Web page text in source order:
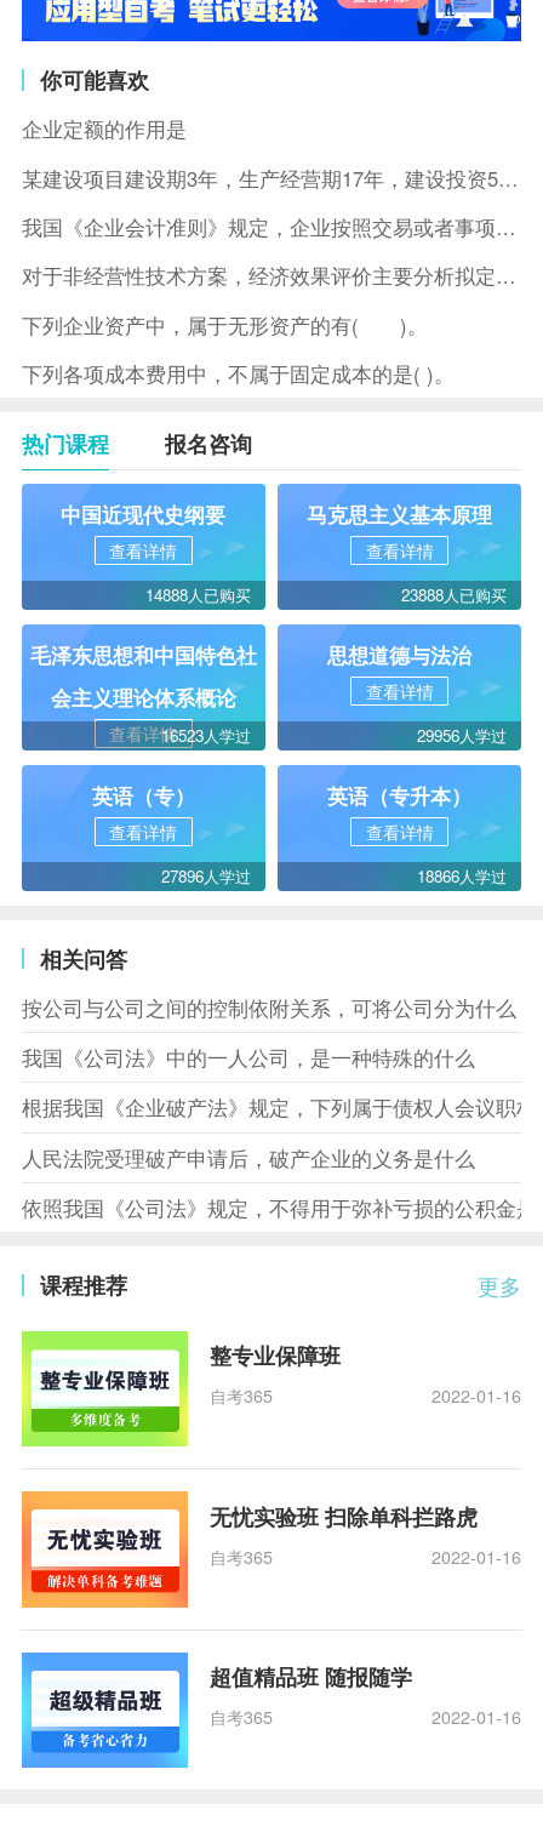
你可能喜欢
企业定额的作用是
某建设项目建设期3年，生产经营期17年，建设投资5500万元
我国《企业会计准则》规定，企业按照交易或者事项的经济特征确定
对于非经营性技术方案，经济效果评价主要分析拟定方案的( )。
下列企业资产中，属于无形资产的有( )。
下列各项成本费用中，不属于固定成本的是( )。
热门课程 报名咨询
中国近现代史纲要
查看详情
14888人已购买
马克思主义基本原理
查看详情
23888人已购买
毛泽东思想和中国特色社
会主义理论体系概论
查看详情16523人学过
思想道德与法治
查看详情
29956人学过
英语（专）
查看详情
27896人学过
英语（专升本）
查看详情
18866人学过
相关问答
按公司与公司之间的控制依附关系，可将公司分为什么
我国《公司法》中的一人公司，是一种特殊的什么
根据我国《企业破产法》规定，下列属于债权人会议职
人民法院受理破产申请后，破产企业的义务是什么
依照我国《公司法》规定，不得用于弥补亏损的公积金是
更多
课程推荐
整专业保障班
自考365 2022-01-16
无忧实验班 扫除单科拦路虎
自考365 2022-01-16
超值精品班 随报随学
自考365 2022-01-16